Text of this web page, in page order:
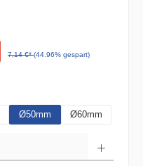
7,14 €*(44.96% gespart)
Ø50mm Ø60mm